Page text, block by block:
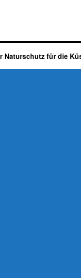
Naturschutz für die